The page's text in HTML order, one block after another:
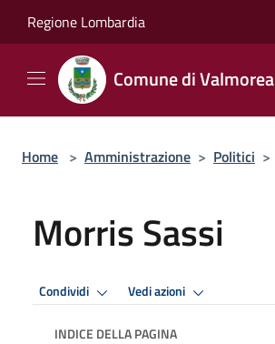
Regione Lombardia
Comune di Valmorea
Home > Amministrazione > Politici >
Morris Sassi
Condividi Vedi azioni
INDICE DELLA PAGINA